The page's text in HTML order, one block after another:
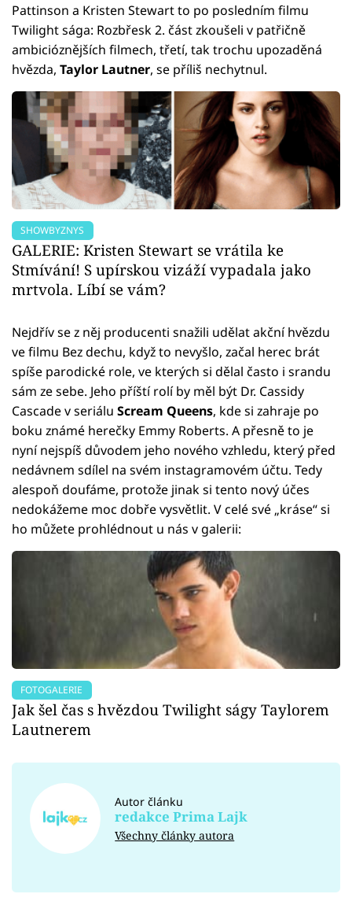
Pattinson a Kristen Stewart to po posledním filmu
Twilight sága: Rozbřesk 2. část zkoušeli v patřičně
ambicióznějších filmech, třetí, tak trochu upozaděná
hvězda, Taylor Lautner, se příliš nechytnul.
SHOWBYZNYS
GALERIE: Kristen Stewart se vrátila ke
Stmívání! S upírskou vizáží vypadala jako
mrtvola. Líbí se vám?
Nejdřív se z něj producenti snažili udělat akční hvězdu
ve filmu Bez dechu, když to nevyšlo, začal herec brát
spíše parodické role, ve kterých si dělal často i srandu
sám ze sebe. Jeho příští rolí by měl být Dr. Cassidy
Cascade v seriálu Scream Queens, kde si zahraje po
boku známé herečky Emmy Roberts. A přesně to je
nyní nejspíš důvodem jeho nového vzhledu, který před
nedávnem sdílel na svém instagramovém účtu. Tedy
alespoň doufáme, protože jinak si tento nový účes
nedokážeme moc dobře vysvětlit. V celé své „kráse“ si
ho můžete prohlédnout u nás v galerii:
FOTOGALERIE
Jak šel čas s hvězdou Twilight ságy Taylorem
Lautnerem
Autor článku
redakce Prima Lajk
Všechny články autora